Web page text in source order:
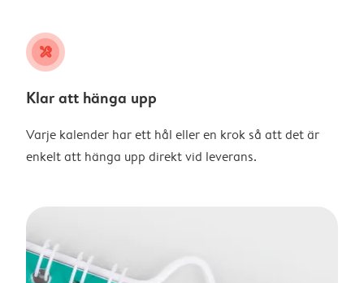
tools
Klar att hänga upp
Varje kalender har ett hål eller en krok så att det är
enkelt att hänga upp direkt vid leverans.